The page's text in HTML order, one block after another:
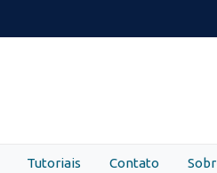
Tutoriais Contato